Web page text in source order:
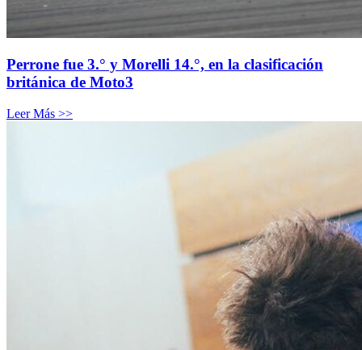
Perrone fue 3.° y Morelli 14.°, en la clasificación
británica de Moto3
Leer Más >>